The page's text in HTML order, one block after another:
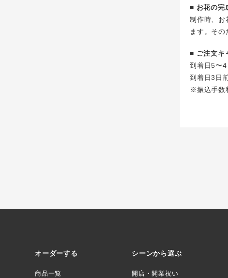
■ お花の完
制作時、お
ます。その
■ ご注文キ
到着日5〜
到着日3日
※振込手数
オーダーする
商品一覧
シーンから選ぶ
開店・開業祝い